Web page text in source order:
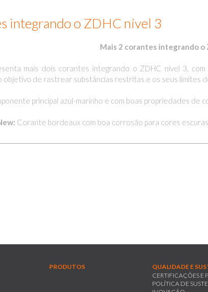
integrando o ZDHC nível 3
Mais 2 corantes integrando o
mais dois corantes integrando o ZDHC nível 3,
objetivo de rastrear substâncias restritas e os seus limites
principal azul-marinho e com boas propriedades de
Corante bordeaux com boa corrosão para cores escuras
PRODUTOS
QUALIDADE E
CERTIFICAÇÕES E
POLÍTICA DE